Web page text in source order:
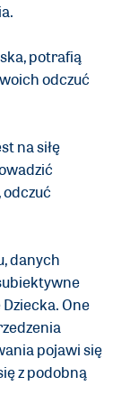
potrafią
odczuć
na siłę
odczuć
danych
One
pojawi się
z podobną